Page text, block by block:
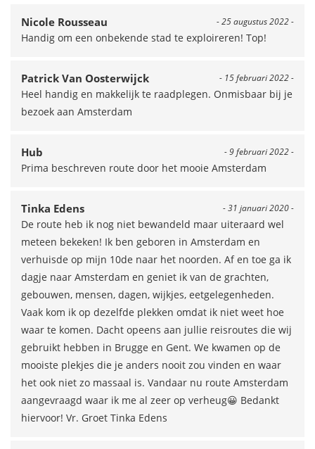
- 25 augustus 2022 -
Nicole Rousseau
Handig om een onbekende stad te exploireren! Top!
- 15 februari 2022 -
Patrick Van Oosterwijck
Heel handig en makkelijk te raadplegen. Onmisbaar bij je
bezoek aan Amsterdam
- 9 februari 2022 -
Hub
Prima beschreven route door het mooie Amsterdam
- 31 januari 2020 -
Tinka Edens
De route heb ik nog niet bewandeld maar uiteraard wel
meteen bekeken! Ik ben geboren in Amsterdam en
verhuisde op mijn 10de naar het noorden. Af en toe ga ik
dagje naar Amsterdam en geniet ik van de grachten,
gebouwen, mensen, dagen, wijkjes, eetgelegenheden.
Vaak kom ik op dezelfde plekken omdat ik niet weet hoe
waar te komen. Dacht opeens aan jullie reisroutes die wij
gebruikt hebben in Brugge en Gent. We kwamen op de
mooiste plekjes die je anders nooit zou vinden en waar
het ook niet zo massaal is. Vandaar nu route Amsterdam
aangevraagd waar ik me al zeer op verheug😀 Bedankt
hiervoor! Vr. Groet Tinka Edens